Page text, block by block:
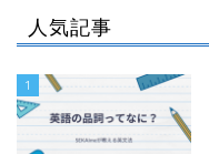
人気記事
1